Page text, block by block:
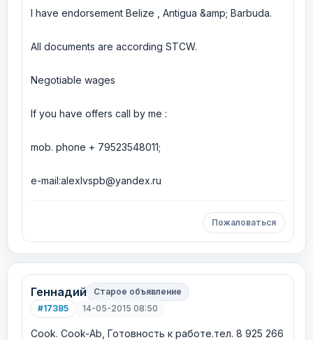
I have endorsement Belize , Antigua &amp; Barbuda.
All documents are according STCW.
Negotiable wages
If you have offers call by me :
mob. phone + 79523548011;
e-mail:alexlvspb@yandex.ru
Пожаловаться
Геннадий
Старое объявление
#17385
14-05-2015 08:50
Cook. Cook-Ab, Готовность к работе.тел. 8 925 266